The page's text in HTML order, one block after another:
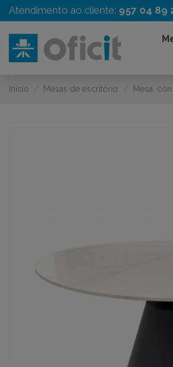
Atendimento ao cliente: 957 04 89
Início Mesas de escritório Mesa,